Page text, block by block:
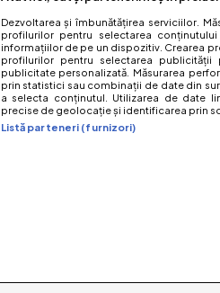
Dezvoltarea și îmbunătățirea serviciilor.
profilurilor pentru selectarea
informațiilor de pe un dispozitiv. Crearea
profilurilor pentru selectarea publicității
publicitate personalizată. Măsurarea
prin statistici sau combinații de date din
a selecta conținutul. Utilizarea de date
precise de geolocație și identificarea prin
Listă parteneri (furnizori)